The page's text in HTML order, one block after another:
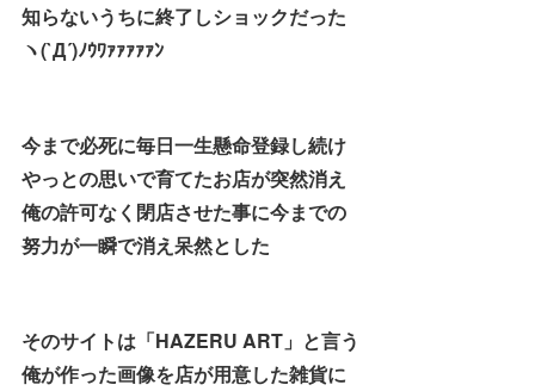
知らないうちに終了しショックだった
ヽ(`Д´)ﾉｳﾜｧｧｧｧｧﾝ
今まで必死に毎日一生懸命登録し続け
やっとの思いで育てたお店が突然消え
俺の許可なく閉店させた事に今までの
努力が一瞬で消え呆然とした
そのサイトは「HAZERU ART」と言う
俺が作った画像を店が用意した雑貨に